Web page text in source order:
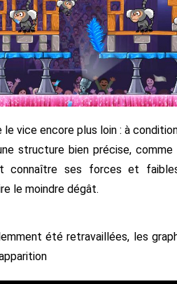
vice encore plus loin : à
structure bien précise,
connaître ses forces et
le moindre dégât.
été retravaillées, les